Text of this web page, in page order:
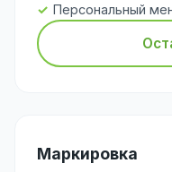
Персональный
Маркировка